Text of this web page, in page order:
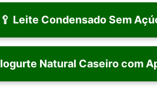
🥄 Leite Condensado Sem
Iogurte Natural Caseiro com